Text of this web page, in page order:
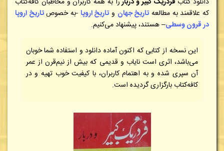
که علاقمند به مطالعه تاریخ جهان و تاریخ اروپا -به خصوصتاریخ اروپا
در قرون وسطی– هستند، پیشنهاد می‌کنیم.
این نسخه از کتابی که اکنون آماده دانلود و استفاده شما خوبان
می‌باشد، اثری است نایاب و قدیمی که بیش از نیم‌قرن از عمر
آن سپری شده و به اهتمام کاربران، با کیفیت خوب تهیه و در
کافه‌کتاب بارگزاری گردیده است.